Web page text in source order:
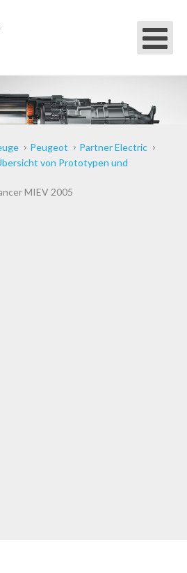
Peugeot
Partner Electric
von Prototypen und
MIEV 2005